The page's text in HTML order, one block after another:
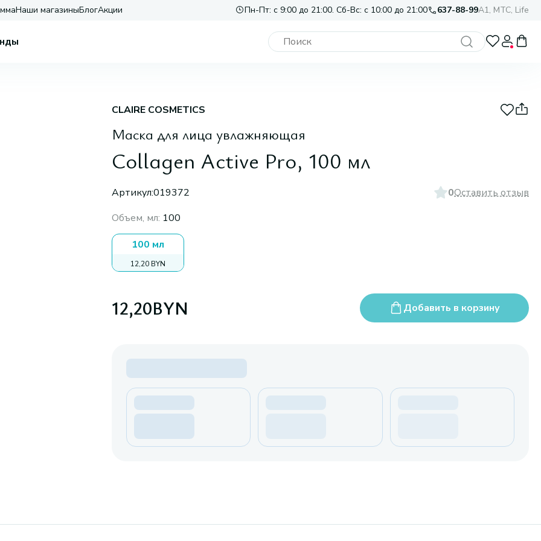
Наши магазиныБлогАкции Пн-Пт: с 9:00 до 21:00. Сб-Вс: с 10:00 до 21:00 637-88-99A1, МТС, Life
CLAIRE COSMETICS
Маска для лица увлажняющая
Collagen Active Pro, 100 мл
Артикул:019372 0Оставить отзыв
Объем, мл: 100
100 мл
12,20 BYN
12,20BYN Добавить в корзину